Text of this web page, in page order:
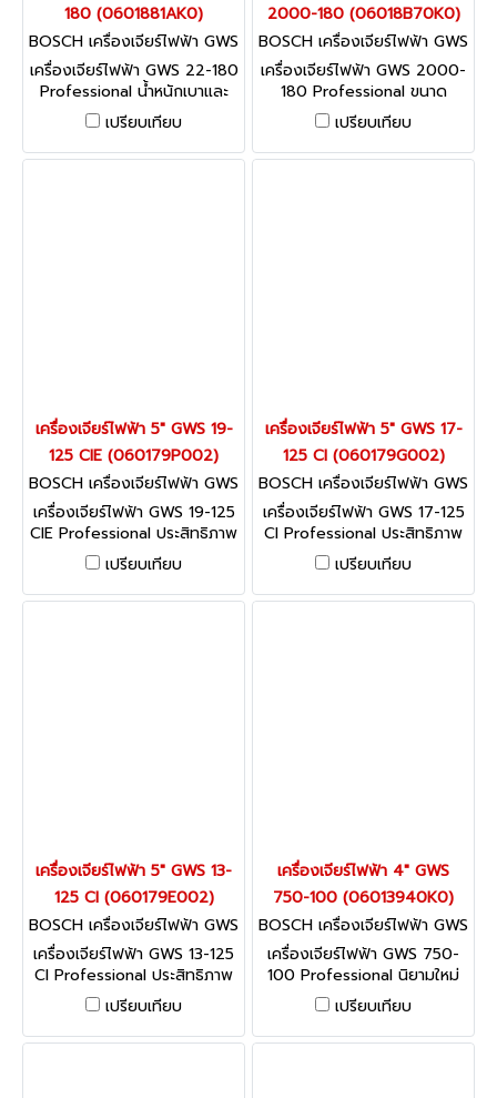
180 (0601881AK0)
BOSCH เครื่องเจียร์ไฟฟ้า GWS
22-180 (0601881AK0)
เครื่องเจียร์ไฟฟ้า GWS 22-180
Professional น้ำหนักเบาและ
ทรงพลัง
เปรียบเทียบ
2000-180 (06018B70K0)
BOSCH เครื่องเจียร์ไฟฟ้า GWS
2000-180 (06018B70K0)
เครื่องเจียร์ไฟฟ้า GWS 2000-
180 Professional ขนาด
กะทัดรัดและน้ำหนักเบา
เปรียบเทียบ
เครื่องเจียร์ไฟฟ้า 5" GWS 19-
125 CIE (060179P002)
BOSCH เครื่องเจียร์ไฟฟ้า GWS
19-125 CIE (060179P002)
เครื่องเจียร์ไฟฟ้า GWS 19-125
CIE Professional ประสิทธิภาพ
การทำงานดีเยี่ยมพร้อมให้การ
ปกป้องผู้ใช้สูงสุด
เปรียบเทียบ
เครื่องเจียร์ไฟฟ้า 5" GWS 17-
125 CI (060179G002)
BOSCH เครื่องเจียร์ไฟฟ้า GWS
17-125 CI (060179G002)
เครื่องเจียร์ไฟฟ้า GWS 17-125
CI Professional ประสิทธิภาพ
การทำงานดีเยี่ยมพร้อมให้การ
ปกป้องผู้ใช้สูงสุด
เปรียบเทียบ
เครื่องเจียร์ไฟฟ้า 5" GWS 13-
125 CI (060179E002)
BOSCH เครื่องเจียร์ไฟฟ้า GWS
13-125 CI (060179E002)
เครื่องเจียร์ไฟฟ้า GWS 13-125
CI Professional ประสิทธิภาพ
การทำงานสูงพร้อมให้การ
ปกป้องผู้ใช้สูงสุด
เปรียบเทียบ
เครื่องเจียร์ไฟฟ้า 4" GWS
750-100 (06013940K0)
BOSCH เครื่องเจียร์ไฟฟ้า GWS
750-100 (06013940K0)
เครื่องเจียร์ไฟฟ้า GWS 750-
100 Professional นิยามใหม่
ของพลังและความคล่องแคล่ว
เปรียบเทียบ